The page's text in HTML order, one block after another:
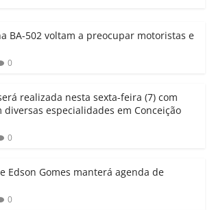
m
BA-502 voltam a preocupar motoristas e
0
realizada nesta sexta-feira (7) com
especialidades em Conceição
0
Edson Gomes manterá agenda de
0